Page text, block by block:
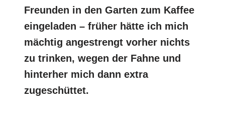
Freunden in den Garten zum Kaffee
eingeladen – früher hätte ich mich
mächtig angestrengt vorher nichts
zu trinken, wegen der Fahne und
hinterher mich dann extra
zugeschüttet.